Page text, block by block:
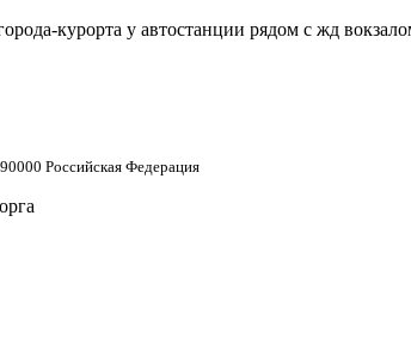
курорта у автостанции рядом с жд
Российская Федерация